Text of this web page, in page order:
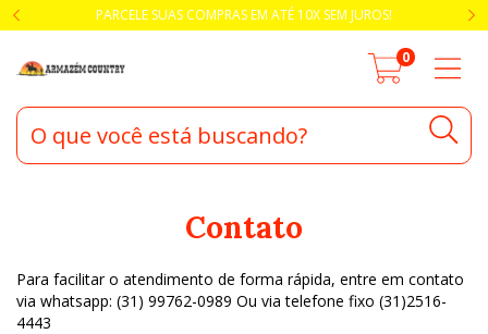
PARCELE SUAS COMPRAS EM ATÉ 10X SEM JUROS!
0
Contato
Para facilitar o atendimento de forma rápida, entre em contato
via whatsapp: (31) 99762-0989 Ou via telefone fixo (31)2516-
4443